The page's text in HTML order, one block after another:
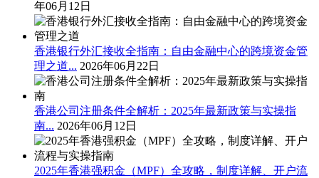
年06月12日
香港银行外汇接收全指南：自由金融中心的跨境资金管
理之道... 2026年06月22日
香港公司注册条件全解析：2025年最新政策与实操指
南... 2026年06月12日
2025年香港强积金（MPF）全攻略，制度详解、开户流